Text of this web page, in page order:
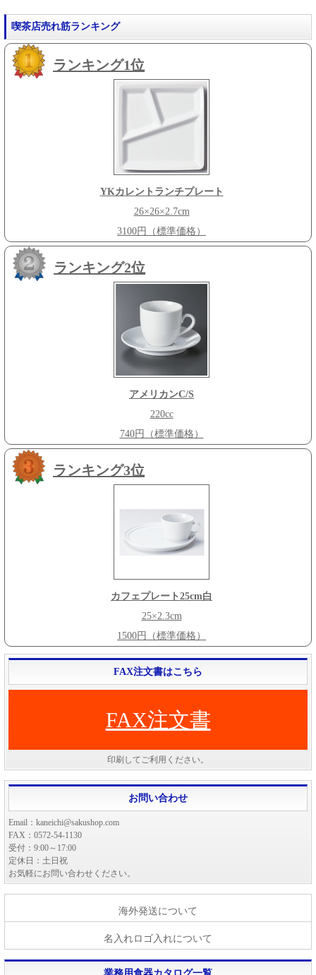
喫茶店売れ筋ランキング
ランキング1位
YKカレントランチプレート
26×26×2.7cm
3100円（標準価格）
ランキング2位
アメリカンC/S
220cc
740円（標準価格）
ランキング3位
カフェプレート25cm白
25×2.3cm
1500円（標準価格）
FAX注文書はこちら
FAX注文書
印刷してご利用ください。
お問い合わせ
Email：kaneichi@sakushop.com
FAX：0572-54-1130
受付：9:00～17:00
定休日：土日祝
お気軽にお問い合わせください。
海外発送について
名入れロゴ入れについて